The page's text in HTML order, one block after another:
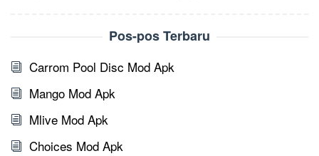
Pos-pos Terbaru
Carrom Pool Disc Mod Apk
Mango Mod Apk
Mlive Mod Apk
Choices Mod Apk